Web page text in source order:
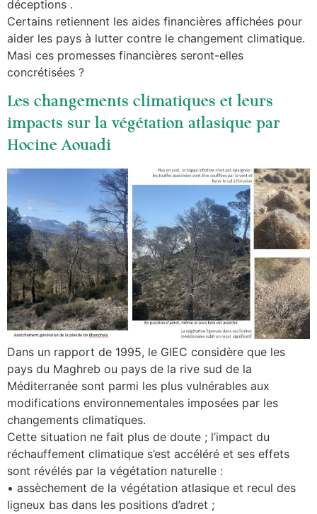
déceptions .
Certains retiennent les aides financières affichées pour
aider les pays à lutter contre le changement climatique.
Masi ces promesses financières seront-elles
concrétisées ?
Les changements climatiques et leurs
impacts sur la végétation atlasique par
Hocine Aouadi
Dans un rapport de 1995, le GIEC considère que les
pays du Maghreb ou pays de la rive sud de la
Méditerranée sont parmi les plus vulnérables aux
modifications environnementales imposées par les
changements climatiques.
Cette situation ne fait plus de doute ; l’impact du
réchauffement climatique s’est accéléré et ses effets
sont révélés par la végétation naturelle :
• assèchement de la végétation atlasique et recul des
ligneux bas dans les positions d’adret ;